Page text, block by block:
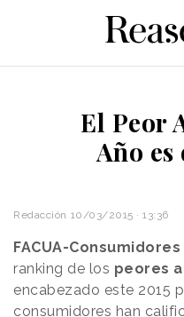
El Peor
Año es
Redacción 10/03/2015 · 13:36
FACUA-
ranking de los peores
encabezado este 2015
consumidores han